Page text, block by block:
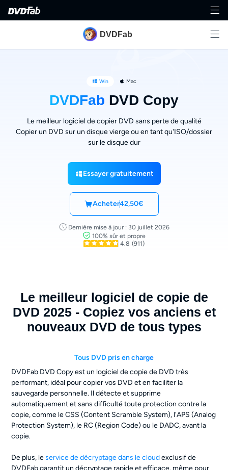
DVDFab
Win Mac
DVDFab DVD Copy
Le meilleur logiciel de copier DVD sans perte de qualité
Copier un DVD sur un disque vierge ou en tant qu'ISO/dossier
sur le disque dur
Essayer gratuitement
Acheter42,50€
Dernière mise à jour : 30 juillet 2026
100% sûr et propre
4.8 (911)
Le meilleur logiciel de copie de
DVD 2025 - Copiez vos anciens et
nouveaux DVD de tous types
Tous DVD pris en charge
DVDFab DVD Copy est un logiciel de copie de DVD très
performant, idéal pour copier vos DVD et en faciliter la
sauvegarde personnelle. Il détecte et supprime
automatiquement et sans difficulté toute protection contre la
copie, comme le CSS (Content Scramble System), l'APS (Analog
Protection System), le RC (Region Code) ou le DADC, avant la
copie.
De plus, leservice de décryptage dans le cloudexclusif de
DVDFab garantit un décryptage rapide et efficace, même pour